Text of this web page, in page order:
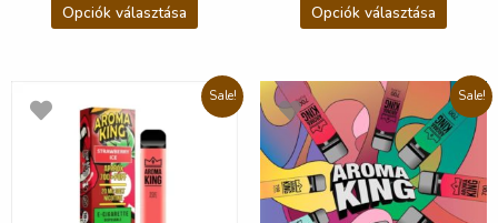
Opciók választása Opciók választása
Sale! Sale!